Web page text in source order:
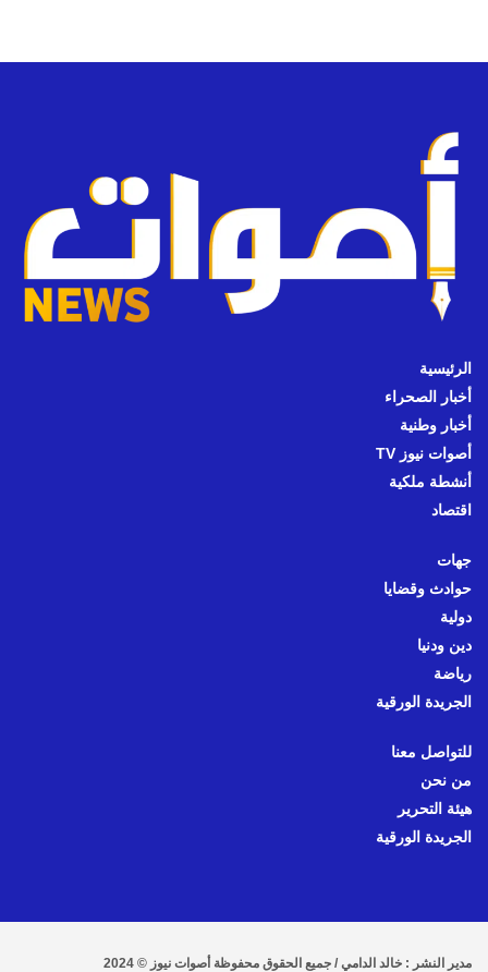
الرئيسية
أخبار الصحراء
أخبار وطنية
أصوات نيوز TV
أنشطة ملكية
اقتصاد
جهات
حوادث وقضايا
دولية
دين ودنيا
رياضة
الجريدة الورقية
للتواصل معنا
من نحن
هيئة التحرير
الجريدة الورقية
مدير النشر : خالد الدامي / جميع الحقوق محفوظة أصوات نيوز © 2024